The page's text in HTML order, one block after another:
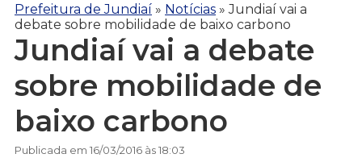
Prefeitura de Jundiaí » Notícias »Jundiaí vai a
debate sobre mobilidade de baixo carbono
Jundiaí vai a debate
sobre mobilidade de
baixo carbono
Publicada em 16/03/2016 às 18:03